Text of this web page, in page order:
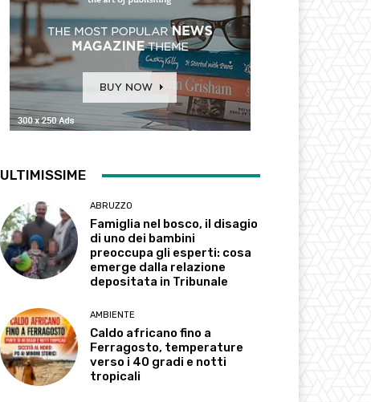
ULTIMISSIME
ABRUZZO
Famiglia nel bosco, il disagio
di uno dei bambini
preoccupa gli esperti: cosa
emerge dalla relazione
depositata in Tribunale
AMBIENTE
Caldo africano fino a
Ferragosto, temperature
verso i 40 gradi e notti
tropicali